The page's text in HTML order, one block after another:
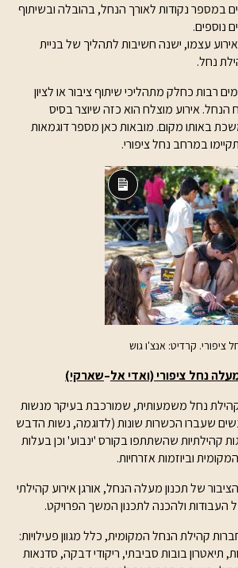
במספר נקודות לאורך הנחל, בהובלה ובשיתוף
נוספים.
עצמו, ישנה חשיבות לתהליך של בניית
נחל.
רבות כחלק מתהליכי שיתוף ציבור או לציון
הנחל. אירוע מוצלח הוא כזה שיוצר בסיס
באותו מקום. מובאות כאן מספר דוגמאות
במרחב נחל ציפורי.
תיאור
ארוך
ציפורי. קרדיט: אנצ'ו גוש
נחל ציפורי (ואדי אל–שארקי)
נחל משמעותית, שמורכבת בעיקר מנשות
שעברו הכשרות שונות (לדוגמה, נשות הדבש
קהילתיות שהשתתפו בקורס 'ינבוע' וכן בעלות
וביוזמות אזרחיות.
של תכנון מעלה הנחל, אורגן אירוע קהילתי
העבודות ולהכנה לתכנון המשך הפרויקט.
קהילת הנחל המקומית, כלל מגוון פעילויות:
תיאטרון בובות סביבתי, ריקודי דבקה, סדנאות